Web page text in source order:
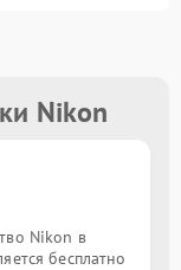
Nikon
Nikon в
бесплатно